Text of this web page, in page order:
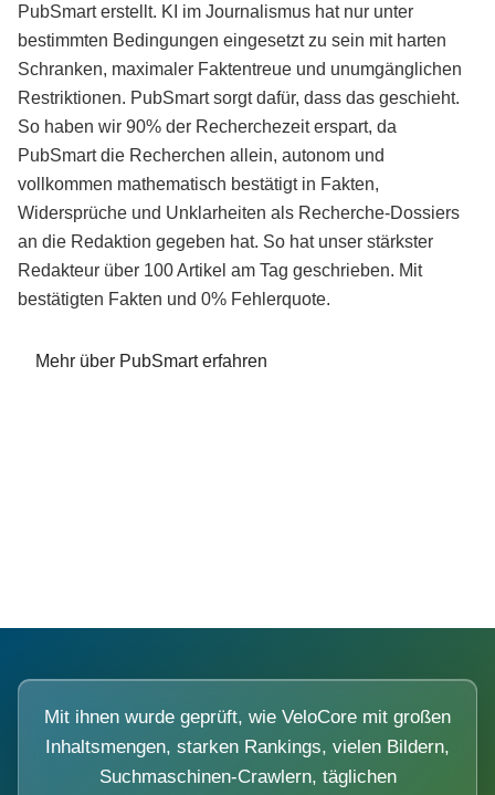
PubSmart erstellt. KI im Journalismus hat nur unter
bestimmten Bedingungen eingesetzt zu sein mit harten
Schranken, maximaler Faktentreue und unumgänglichen
Restriktionen. PubSmart sorgt dafür, dass das geschieht.
So haben wir 90% der Recherchezeit erspart, da
PubSmart die Recherchen allein, autonom und
vollkommen mathematisch bestätigt in Fakten,
Widersprüche und Unklarheiten als Recherche-Dossiers
an die Redaktion gegeben hat. So hat unser stärkster
Redakteur über 100 Artikel am Tag geschrieben. Mit
bestätigten Fakten und 0% Fehlerquote.
Mehr über PubSmart erfahren
Mit ihnen wurde geprüft, wie VeloCore mit großen
Inhaltsmengen, starken Rankings, vielen Bildern,
Suchmaschinen-Crawlern, täglichen